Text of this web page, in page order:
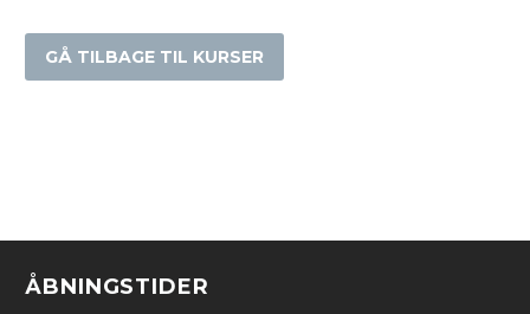
GÅ TILBAGE TIL KURSER
ÅBNINGSTIDER